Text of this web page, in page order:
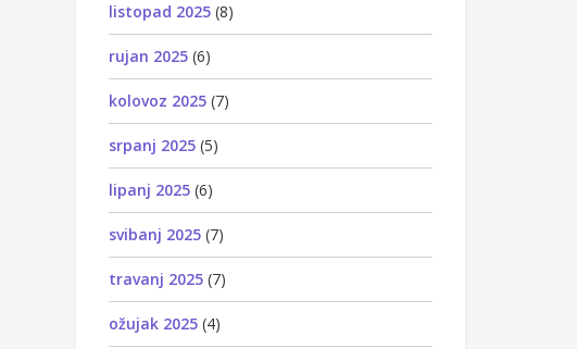
listopad 2025 (8)
rujan 2025 (6)
kolovoz 2025 (7)
srpanj 2025 (5)
lipanj 2025 (6)
svibanj 2025 (7)
travanj 2025 (7)
ožujak 2025 (4)